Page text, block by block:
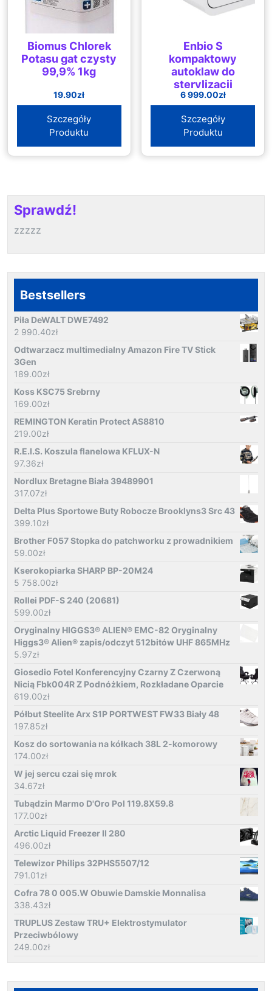
Biomus Chlorek
Potasu gat czysty
99,9% 1kg
19.90zł
Szczegóły
Produktu
Enbio S
kompaktowy
autoklaw do
sterylizacji
narzędzi
6 999.00zł
Szczegóły
Produktu
Sprawdź!
zzzzz
Bestsellers
Piła DeWALT DWE7492
2 990.40zł
Odtwarzacz multimedialny Amazon Fire TV Stick
3Gen
189.00zł
Koss KSC75 Srebrny
169.00zł
REMINGTON Keratin Protect AS8810
219.00zł
R.E.I.S. Koszula flanelowa KFLUX-N
97.36zł
Nordlux Bretagne Biała 39489901
317.07zł
Delta Plus Sportowe Buty Robocze Brooklyns3 Src 43
399.10zł
Brother F057 Stopka do patchworku z prowadnikiem
59.00zł
Kserokopiarka SHARP BP-20M24
5 758.00zł
Rollei PDF-S 240 (20681)
599.00zł
Oryginalny HIGGS3® ALIEN® EMC-82 Oryginalny
Higgs3® Alien® zapis/odczyt 512bitów UHF 865MHz
5.97zł
Giosedio Fotel Konferencyjny Czarny Z Czerwoną
Nicią Fbk004R Z Podnóżkiem, Rozkładane Oparcie
619.00zł
Półbut Steelite Arx S1P PORTWEST FW33 Biały 48
197.85zł
Kosz do sortowania na kółkach 38L 2-komorowy
174.00zł
W jej sercu czai się mrok
34.67zł
Tubądzin Marmo D'Oro Pol 119.8X59.8
177.00zł
Arctic Liquid Freezer II 280
496.00zł
Telewizor Philips 32PHS5507/12
791.01zł
Cofra 78 0 005.W Obuwie Damskie Monnalisa
338.43zł
TRUPLUS Zestaw TRU+ Elektrostymulator
Przeciwbólowy
249.00zł